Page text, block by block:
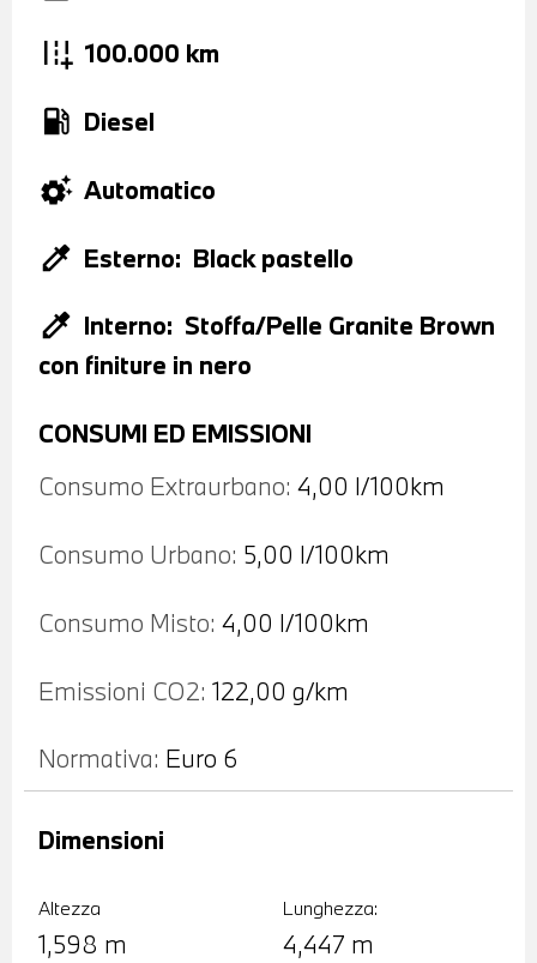
add_road 100.000 km
local_gas_station Diesel
settings_suggest Automatico
colorize Esterno: Black pastello
colorize Interno: Stoffa/Pelle Granite Brown
con finiture in nero
CONSUMI ED EMISSIONI
Consumo Extraurbano: 4,00 l/100km
Consumo Urbano: 5,00 l/100km
Consumo Misto: 4,00 l/100km
Emissioni CO2: 122,00 g/km
Normativa: Euro 6
Altezza
1,598 m
Lunghezza:
4,447 m
Dimensioni